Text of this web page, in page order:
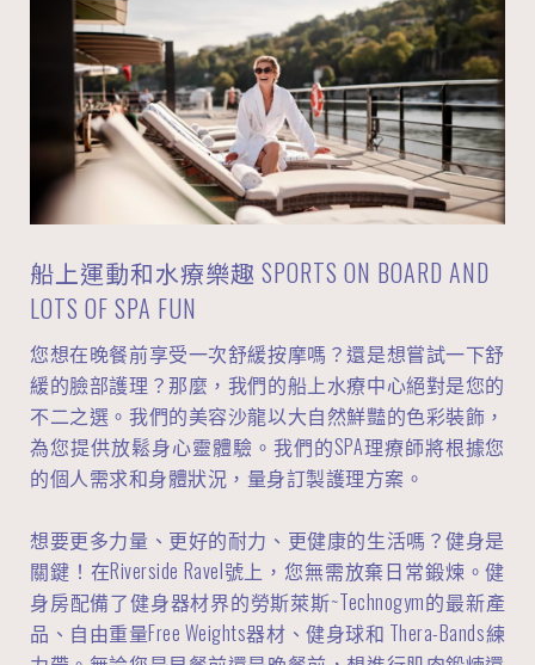
船上運動和水療樂趣 SPORTS ON BOARD AND
LOTS OF SPA FUN
您想在晚餐前享受一次舒緩按摩嗎？還是想嘗試一下舒
緩的臉部護理？那麼，我們的船上水療中心絕對是您的
不二之選。我們的美容沙龍以大自然鮮豔的色彩裝飾，
為您提供放鬆身心靈體驗。我們的SPA理療師將根據您
的個人需求和身體狀況，量身訂製護理方案。
想要更多力量、更好的耐力、更健康的生活嗎？健身是
關鍵！在Riverside Ravel號上，您無需放棄日常鍛煉。健
身房配備了健身器材界的勞斯萊斯~Technogym的最新產
品、自由重量Free Weights器材、健身球和 Thera-Bands練